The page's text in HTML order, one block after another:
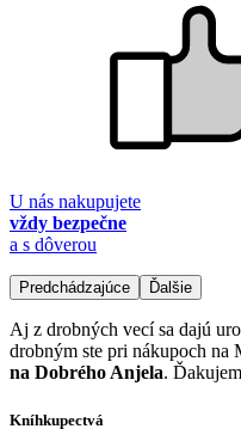
U nás nakupujete
vždy bezpečne
a s dôverou
Predchádzajúce Ďalšie
Aj z drobných vecí sa dajú
drobným ste pri nákupoch na
na Dobrého Anjela.
Kníhkupectvá